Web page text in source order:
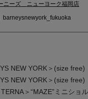
ニーズ ニューヨーク福岡店
barneysnewyork_fukuoka
NEW YORK＞(size free)
NEW YORK＞(size free)
＞“MAZE”ミニショ